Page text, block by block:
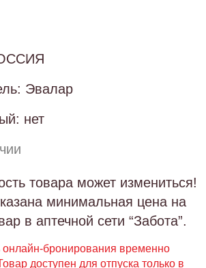
Эвалар
нет
товара может измениться!
минимальная цена на
в аптечной сети “Забота”.
онлайн-бронирования временно
доступен для отпуска только в